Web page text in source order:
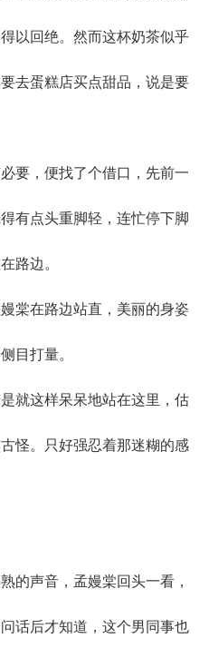
以回绝。然而这杯奶茶似乎
去蛋糕店买点甜品，说是要
，便找了个借口，先前一
有点头重脚轻，连忙停下脚
路边。
在路边站直，美丽的身姿
目打量。
这样呆呆地站在这里，估
怪。只好强忍着那迷糊的感
声音，孟嫚棠回头一看，
话后才知道，这个男同事也